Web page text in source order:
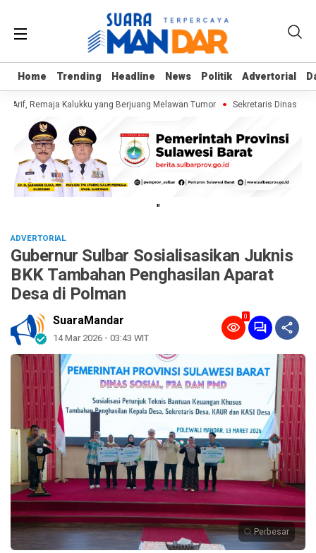
Home Trending Headline News Politik Advertorial
Home Trending Headline News Politik Advertorial
Remaja Kalukku yang Berjuang Melawan Tumor Sekretaris Dinas
"
ADVERTORIAL
Gubernur Sulbar Sosialisasikan Juknis
BKK Tambahan Penghasilan Aparat
Desa di Polman
SuaraMandar
14 Mar 2026 - 03:43 WIT
0
Perbesar